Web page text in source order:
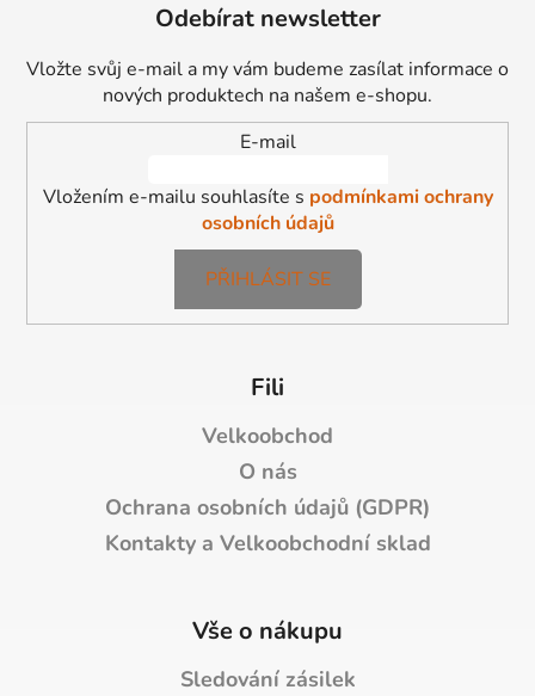
Odebírat newsletter
Vložte svůj e-mail a my vám budeme zasílat informace o
nových produktech na našem e-shopu.
E-mail
Vložením e-mailu souhlasíte s podmínkami ochrany
osobních údajů
PŘIHLÁSIT SE
Fili
Velkoobchod
O nás
Ochrana osobních údajů (GDPR)
Kontakty a Velkoobchodní sklad
Vše o nákupu
Sledování zásilek